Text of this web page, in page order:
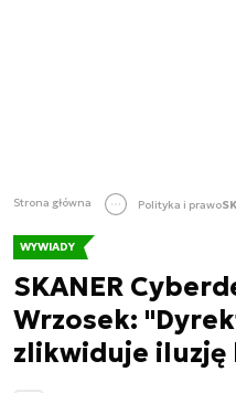
Strona główna Polityka i prawo
WYWIADY
SKANER
Wrzosek:
zlikwiduje iluzję